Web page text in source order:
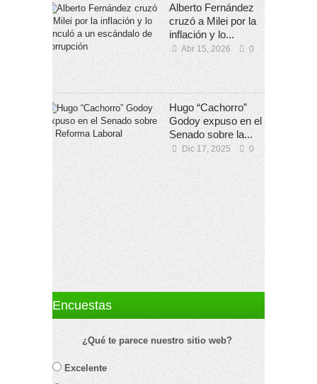
Alberto Fernández
cruzó a Milei por la
inflación y lo...
Abr 15, 2026 0
Hugo “Cachorro”
Godoy expuso en el
Senado sobre la...
Dic 17, 2025 0
Encuestas
¿Qué te parece nuestro sitio web?
Excelente